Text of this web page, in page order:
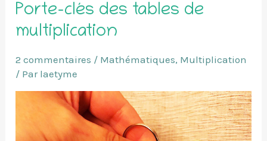
Porte-clés des tables de
multiplication
2 commentaires / Mathématiques, Multiplication
/ Par laetyme